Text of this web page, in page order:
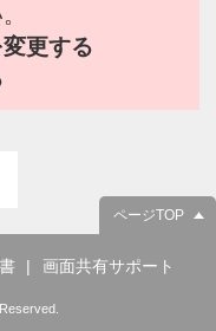
更する
ページTOP
画面共有サポート